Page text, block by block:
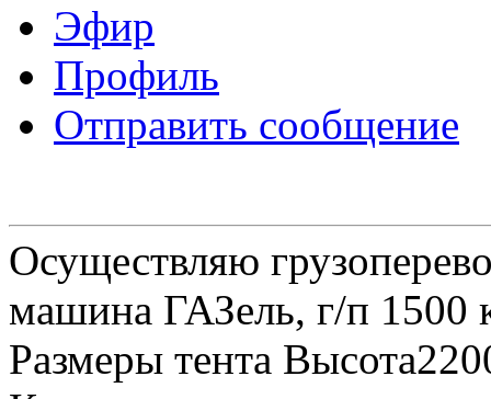
Эфир
Профиль
Отправить сообщение
Осуществляю
машина ГАЗель, г/п 1500
Размеры тента